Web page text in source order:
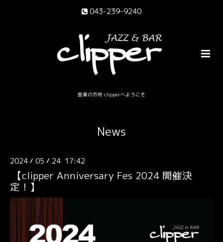
043-239-9240
音楽の方舟 clipperへようこそ
News
2024 / 05 / 24 17:42
【clipper Anniversary Fes 2024 開催決
定！】